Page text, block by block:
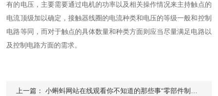
有的电压，主要需要通过电机的功率以及相关操作情况来主持触点的
电流顶级加以确定，接触器线圈的电流种类和电压的等级一般和控制
电路等同，而对于触点的具体数量和种类方面则应当尽量满足电路以
及控制电路方面的需求。
上一篇：小蝌蚪网站在线观看你不知道的那些事“零部件制造与装配”